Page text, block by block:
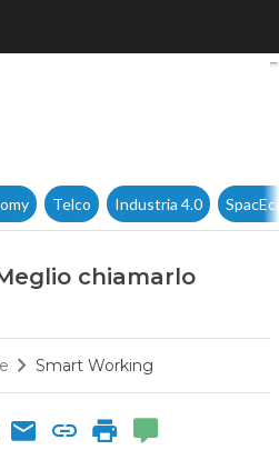
working? Meglio
Telco Industria 4.0
chiamarlo
Smart Working